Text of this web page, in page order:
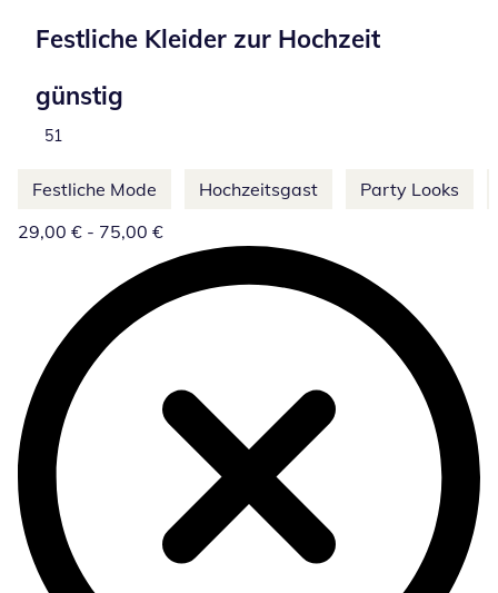
Festliche Kleider zur Hochzeit
günstig
Produkte
51
Weitere Kategorien überspringen
Festliche Mode Hochzeitsgast
Party Looks
29,00 € - 75,00 €